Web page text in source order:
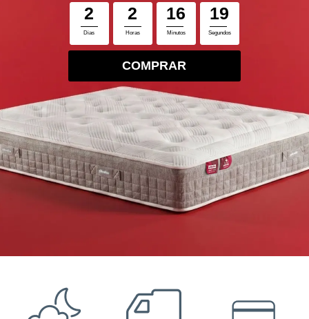
2
Dias
2
Horas
16
Minutos
18
Segundos
COMPRAR